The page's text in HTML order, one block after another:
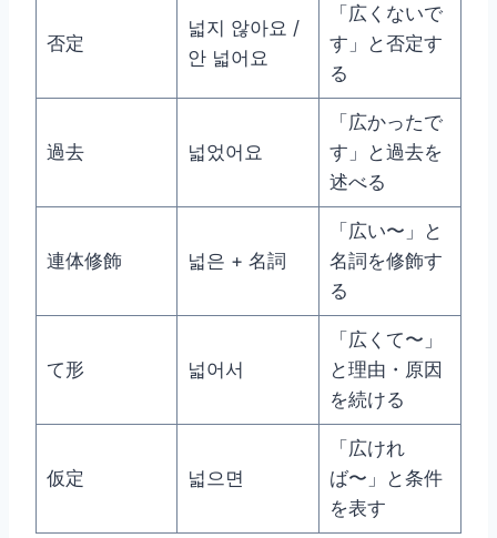
否定
넓지 않아요 /
안 넓어요
「広くないで
す」と否定す
る
過去 넓었어요
「広かったで
す」と過去を
述べる
連体修飾 넓은 + 名詞
「広い〜」と
名詞を修飾す
る
て形 넓어서
「広くて〜」
と理由・原因
を続ける
仮定 넓으면
「広けれ
ば〜」と条件
を表す